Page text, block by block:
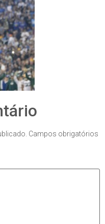
Campos obrigatórios